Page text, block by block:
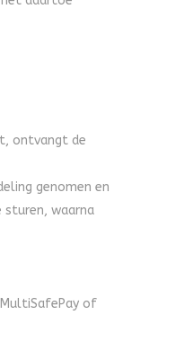
ontvangt de
genomen en
waarna
of